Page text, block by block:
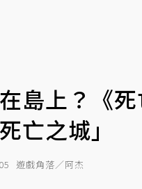
島上？《
亡之城」
遊戲角落／阿杰